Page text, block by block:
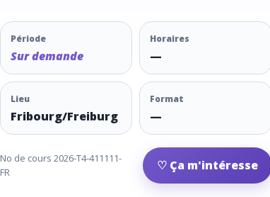
Période
Sur demande
Horaires
—
Lieu
Fribourg/Freiburg
Format
—
No de cours 2026-T4-411111-
FR
♡ Ça m'intéresse